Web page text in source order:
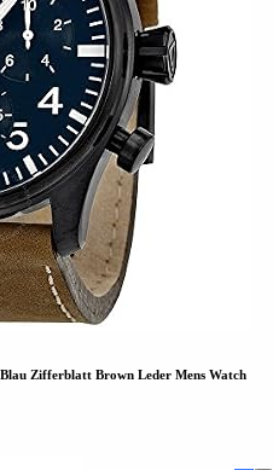
Zifferblatt Brown Leder Mens Watch